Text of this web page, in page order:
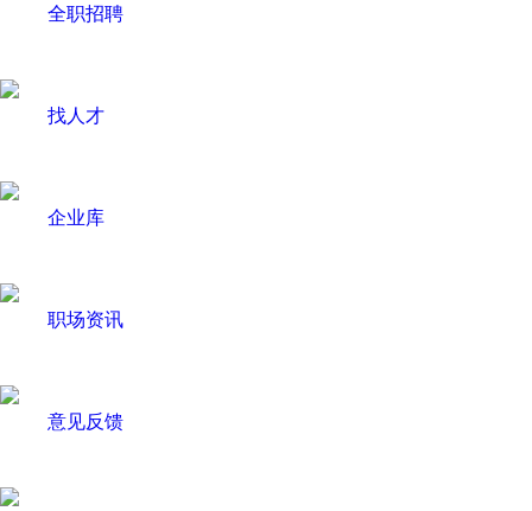
全职招聘
找人才
企业库
职场资讯
意见反馈